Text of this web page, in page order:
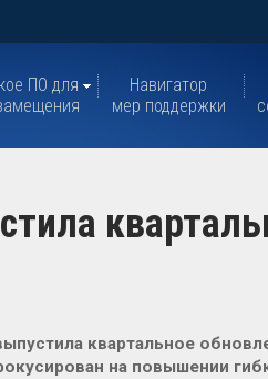
ПО для
Навигатор
мер поддержки
квартальное
на повышении